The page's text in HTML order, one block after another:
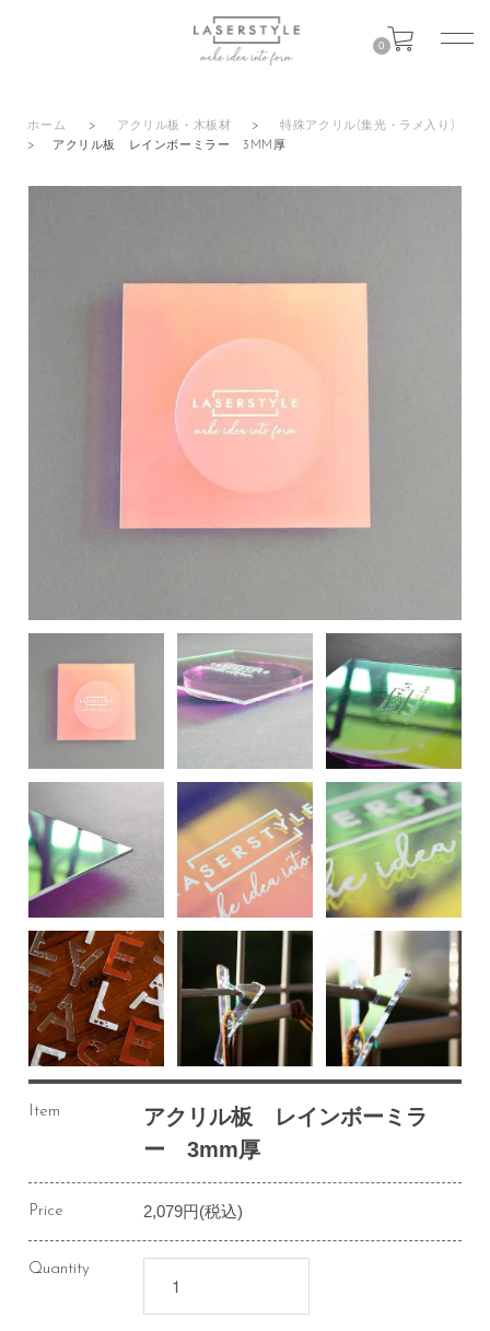
0
ホーム > アクリル板・木板材 >
特殊アクリル(集光・ラメ入り)
>
アクリル板 レインボーミラー 3MM厚
Item
アクリル板 レインボーミラ
ー 3mm厚
Price 2,079円(税込)
Quantity